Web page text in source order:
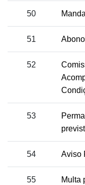
50
51
52
53
54 Aviso
55 Multa